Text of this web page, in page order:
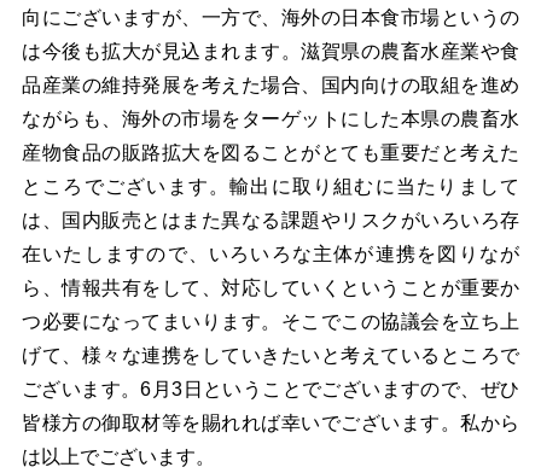
向にございますが、一方で、海外の日本食市場というの
は今後も拡大が見込まれます。滋賀県の農畜水産業や食
品産業の維持発展を考えた場合、国内向けの取組を進め
ながらも、海外の市場をターゲットにした本県の農畜水
産物食品の販路拡大を図ることがとても重要だと考えた
ところでございます。輸出に取り組むに当たりまして
は、国内販売とはまた異なる課題やリスクがいろいろ存
在いたしますので、いろいろな主体が連携を図りなが
ら、情報共有をして、対応していくということが重要か
つ必要になってまいります。そこでこの協議会を立ち上
げて、様々な連携をしていきたいと考えているところで
ございます。6月3日ということでございますので、ぜひ
皆様方の御取材等を賜れれば幸いでございます。私から
は以上でございます。